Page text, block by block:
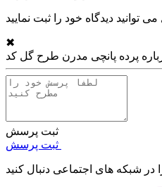
توانید دیدگاه خود را ثبت نمایید
✖
ثبت پرسش
در شبکه های اجتماعی دنبال کنید